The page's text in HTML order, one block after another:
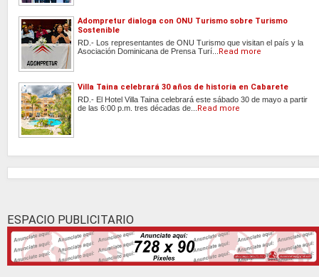
Adompretur dialoga con ONU Turismo sobre Turismo
Sostenible
RD.- Los representantes de ONU Turismo que visitan el país y la
Asociación Dominicana de Prensa Turí...
Read more
Villa Taina celebrará 30 años de historia en Cabarete
RD.- El Hotel Villa Taina celebrará este sábado 30 de mayo a partir
de las 6:00 p.m. tres décadas de...
Read more
ESPACIO PUBLICITARIO